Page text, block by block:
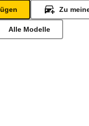
Zu
Alle Modelle